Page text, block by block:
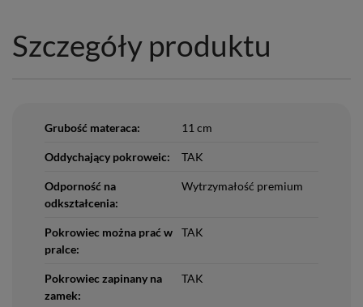
Szczegóły produktu
Grubość materaca: 11 cm
Oddychający pokroweic: TAK
Odporność na
odkształcenia:
Wytrzymałość premium
Pokrowiec można prać w
pralce:
TAK
Pokrowiec zapinany na
zamek:
TAK